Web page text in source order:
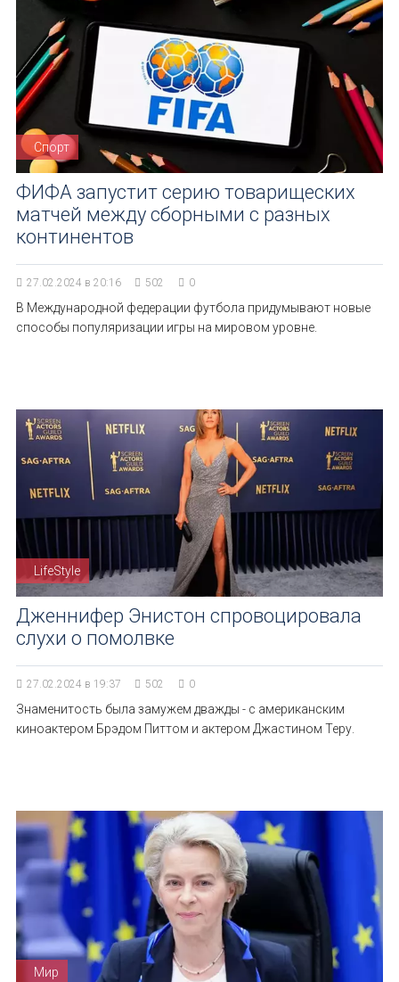
Спорт
ФИФА запустит серию товарищеских
матчей между сборными с разных
континентов
27.02.2024 в 20:16 502 0
В Международной федерации футбола придумывают новые
способы популяризации игры на мировом уровне.
LifeStyle
Дженнифер Энистон спровоцировала
слухи о помолвке
27.02.2024 в 19:37 502 0
Знаменитость была замужем дважды - с американским
киноактером Брэдом Питтом и актером Джастином Теру.
Мир